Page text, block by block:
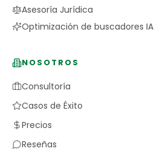
Asesoría Jurídica
Optimización de buscadores IA
NOSOTROS
Consultoría
Casos de Éxito
Precios
Reseñas